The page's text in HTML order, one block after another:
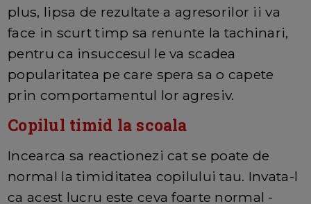
plus, lipsa de rezultate a agresorilor ii va
face in scurt timp sa renunte la tachinari,
pentru ca insuccesul le va scadea
popularitatea pe care spera sa o capete
prin comportamentul lor agresiv.
Copilul timid la scoala
Incearca sa reactionezi cat se poate de
normal la timiditatea copilului tau. Invata-l
ca acest lucru este ceva foarte normal -